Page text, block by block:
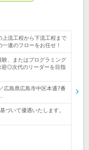
上流工程から下流工程まで
一連のフローをお任せ！
、またはプログラミング
◎次代のリーダーを目指
広島県広島市中区本通7番
づいて優遇いたします。